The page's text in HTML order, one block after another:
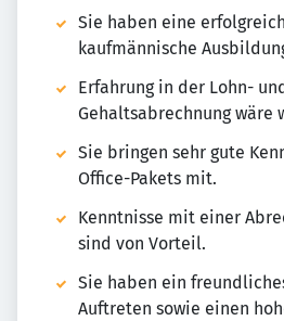
Sie haben eine
kaufmännische
Erfahrung in der Lohn- und
Gehaltsabrechnung wäre
Sie bringen sehr gute
Office-Pakets mit.
Kenntnisse mit einer
sind von Vorteil.
Sie haben ein
Auftreten sowie einen